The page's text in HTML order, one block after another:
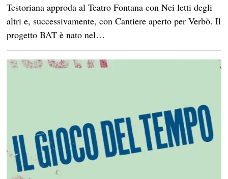
Testoriana approda al Teatro Fontana con Nei letti degli
altri e, successivamente, con Cantiere aperto per Verbò. Il
progetto BAT è nato nel…